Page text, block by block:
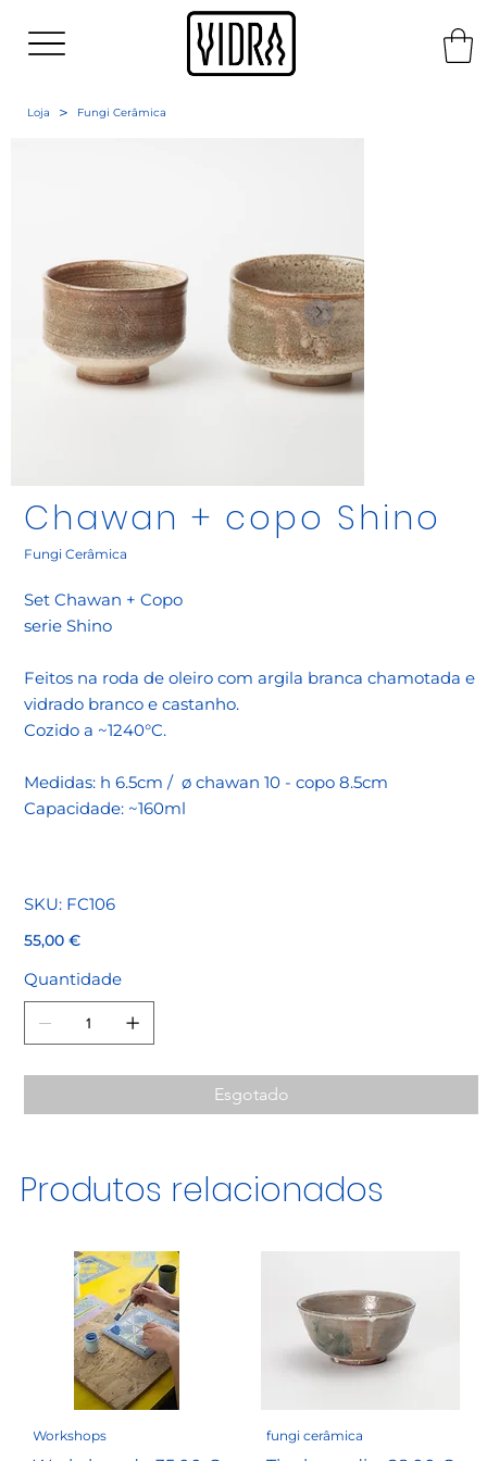
Produtos relacionados
Workshops fungi cerâmica
Loja > Fungi Cerâmica
Chawan + copo Shino
Fungi Cerâmica
Set Chawan + Copo
serie Shino
Feitos na roda de oleiro com argila branca chamotada e
vidrado branco e castanho.
Cozido a ~1240°C.
Medidas: h 6.5cm / ø chawan 10 - copo 8.5cm
Capacidade: ~160ml
SKU: SKU
FC106
FC106
Preço
55,00 €
Quantidade
Esgotado